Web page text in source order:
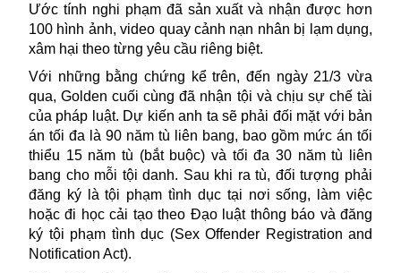
Ước tính nghi phạm đã sản xuất và nhận được hơn
100 hình ảnh, video quay cảnh nạn nhân bị lạm dụng,
xâm hại theo từng yêu cầu riêng biệt.
Với những bằng chứng kể trên, đến ngày 21/3 vừa
qua, Golden cuối cùng đã nhận tội và chịu sự chế tài
của pháp luật. Dự kiến anh ta sẽ phải đối mặt với bản
án tối đa là 90 năm tù liên bang, bao gồm mức án tối
thiểu 15 năm tù (bắt buộc) và tối đa 30 năm tù liên
bang cho mỗi tội danh. Sau khi ra tù, đối tượng phải
đăng ký là tội phạm tình dục tại nơi sống, làm việc
hoặc đi học cải tạo theo Đạo luật thông báo và đăng
ký tội phạm tình dục (Sex Offender Registration and
Notification Act).